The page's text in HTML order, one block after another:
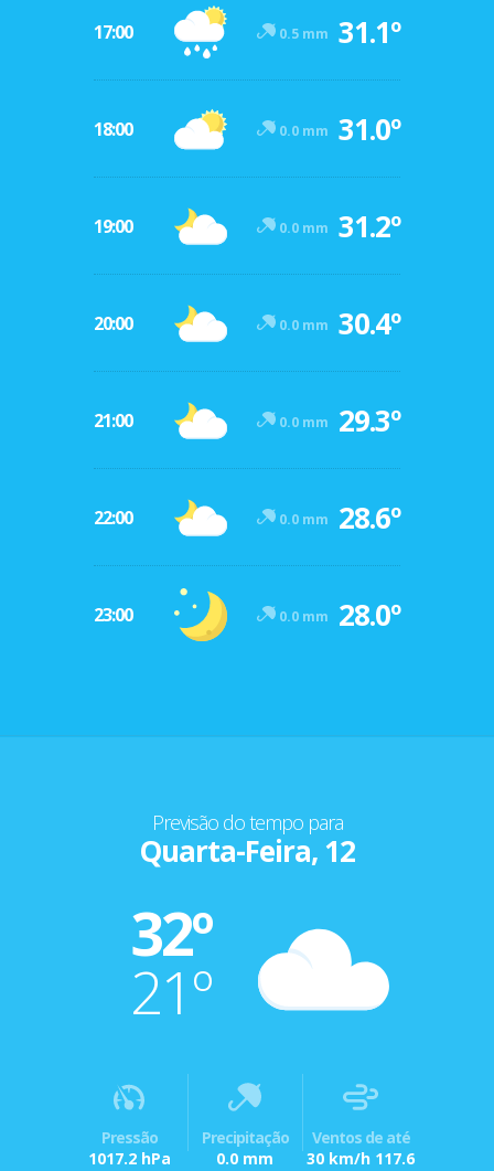
17:00 0.5 mm 31.1º
18:00 0.0 mm 31.0º
19:00 0.0 mm 31.2º
20:00 0.0 mm 30.4º
21:00 0.0 mm 29.3º
22:00 0.0 mm 28.6º
23:00 0.0 mm 28.0º
Previsão do tempo para
Quarta-Feira, 12
32º
21º
Pressão
1017.2 hPa
Precipitação
0.0 mm
Ventos de até
30 km/h 117.6